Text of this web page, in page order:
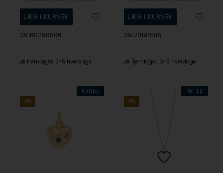
29160290506
Fjernlager 3-5 hverdage
29170190516
Fjernlager 3-5 hverdage
NYHED
19%
NYHED
19%